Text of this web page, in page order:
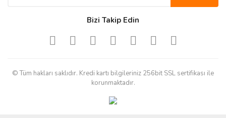
Bizi Takip Edin
© Tüm hakları saklıdır. Kredi kartı bilgileriniz 256bit SSL sertifikası ile
korunmaktadır.